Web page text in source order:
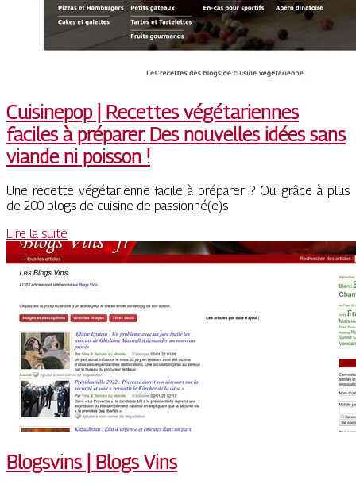
Cuisinepop | Recettes végéta­rien­nes
faciles à préparer. Des nouvelles idées sans
viande ni poisson !
Une recette végétarienne facile à préparer ? Oui grâce à plus
de 200 blogs de cuisine de passionné(e)s
Lire la suite
Blogsvins | Blogs Vins